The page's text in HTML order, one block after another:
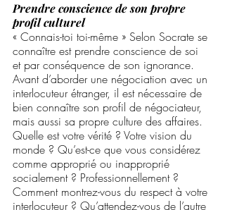
Prendre conscience de son propre
profil culturel
« Connais-toi toi-même » Selon Socrate se
connaître est prendre conscience de soi
et par conséquence de son ignorance.
Avant d’aborder une négociation avec un
interlocuteur étranger, il est nécessaire de
bien connaître son profil de négociateur,
mais aussi sa propre culture des affaires.
Quelle est votre vérité ? Votre vision du
monde ? Qu’est-ce que vous considérez
comme approprié ou inapproprié
socialement ? Professionnellement ?
Comment montrez-vous du respect à votre
interlocuteur ? Qu’attendez-vous de l’autre